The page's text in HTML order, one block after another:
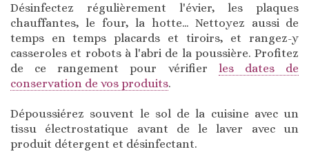
Désinfectez régulièrement l'évier, les plaques
chauffantes, le four, la hotte… Nettoyez aussi de
temps en temps placards et tiroirs, et rangez-y
casseroles et robots à l'abri de la poussière. Profitez
de ce rangement pour vérifier les dates de
conservation de vos produits.
Dépoussiérez souvent le sol de la cuisine avec un
tissu électrostatique avant de le laver avec un
produit détergent et désinfectant.